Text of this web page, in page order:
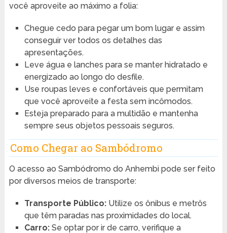
você aproveite ao máximo a folia:
Chegue cedo para pegar um bom lugar e assim
conseguir ver todos os detalhes das
apresentações.
Leve água e lanches para se manter hidratado e
energizado ao longo do desfile.
Use roupas leves e confortáveis que permitam
que você aproveite a festa sem incômodos.
Esteja preparado para a multidão e mantenha
sempre seus objetos pessoais seguros.
Como Chegar ao Sambódromo
O acesso ao Sambódromo do Anhembi pode ser feito
por diversos meios de transporte:
Transporte Público:Utilize os ônibus e metrôs
que têm paradas nas proximidades do local.
Carro:Se optar por ir de carro, verifique a